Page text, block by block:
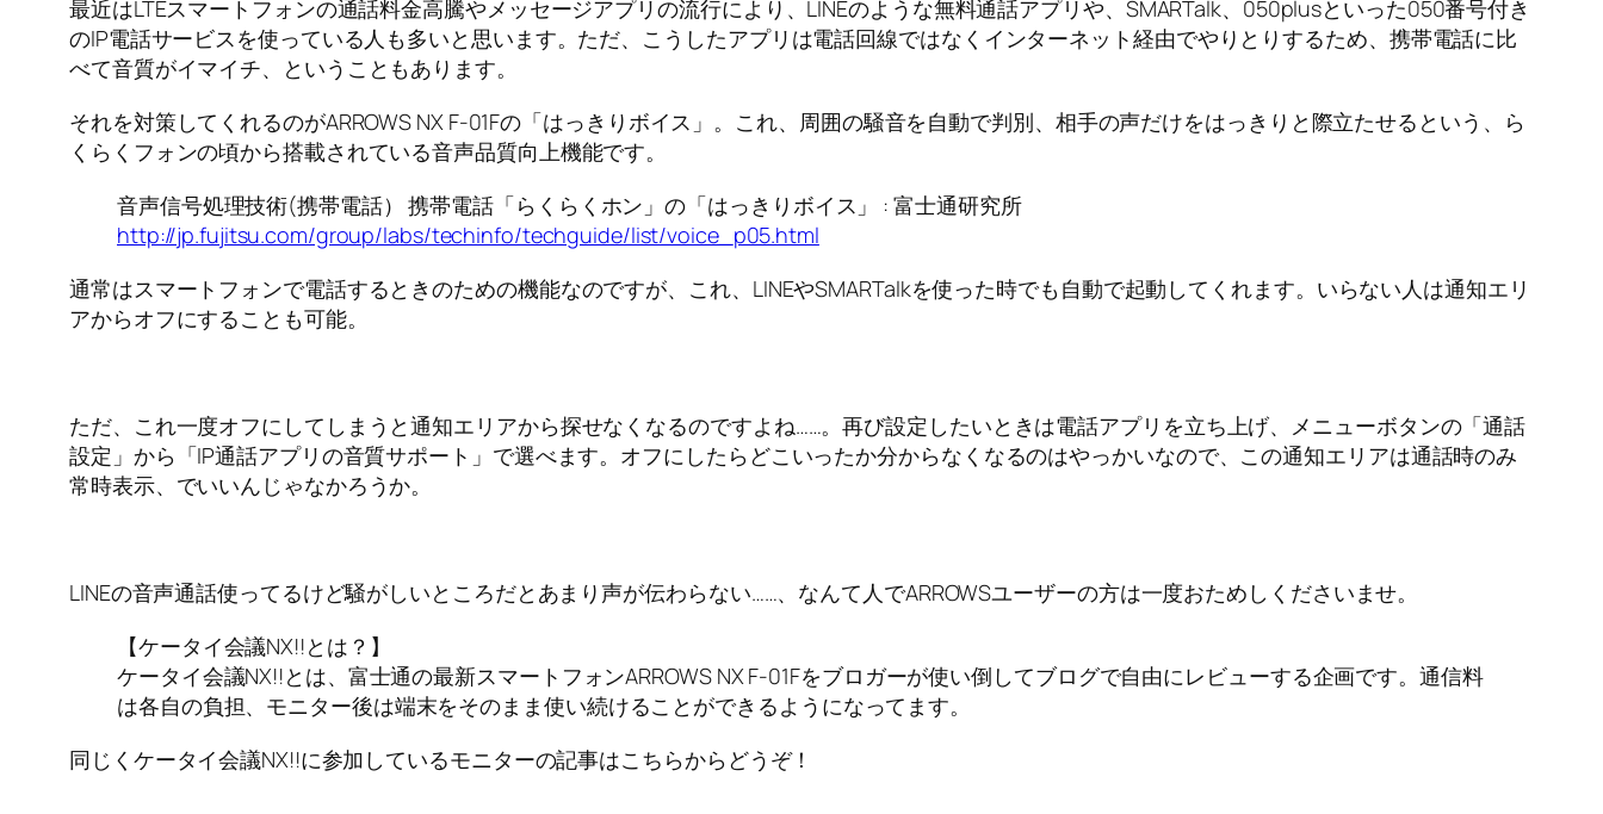
最近はLTEスマートフォンの通話料金高騰やメッセージアプリの流行により、LINEのような無料通話アプリや、SMARTalk、050plusといった050番号付き
のIP電話サービスを使っている人も多いと思います。ただ、こうしたアプリは電話回線ではなくインターネット経由でやりとりするため、携帯電話に比
べて音質がイマイチ、ということもあります。
それを対策してくれるのがARROWS NX F-01Fの「はっきりボイス」。これ、周囲の騒音を自動で判別、相手の声だけをはっきりと際立たせるという、ら
くらくフォンの頃から搭載されている音声品質向上機能です。
音声信号処理技術(携帯電話） 携帯電話「らくらくホン」の「はっきりボイス」 : 富士通研究所
http://jp.fujitsu.com/group/labs/techinfo/techguide/list/voice_p05.html
通常はスマートフォンで電話するときのための機能なのですが、これ、LINEやSMARTalkを使った時でも自動で起動してくれます。いらない人は通知エリ
アからオフにすることも可能。
ただ、これ一度オフにしてしまうと通知エリアから探せなくなるのですよね……。再び設定したいときは電話アプリを立ち上げ、メニューボタンの「通話
設定」から「IP通話アプリの音質サポート」で選べます。オフにしたらどこいったか分からなくなるのはやっかいなので、この通知エリアは通話時のみ
常時表示、でいいんじゃなかろうか。
LINEの音声通話使ってるけど騒がしいところだとあまり声が伝わらない……、なんて人でARROWSユーザーの方は一度おためしくださいませ。
【ケータイ会議NX!!とは？】
ケータイ会議NX!!とは、富士通の最新スマートフォンARROWS NX F-01Fをブロガーが使い倒してブログで自由にレビューする企画です。通信料
は各自の負担、モニター後は端末をそのまま使い続けることができるようになってます。
同じくケータイ会議NX!!に参加しているモニターの記事はこちらからどうぞ！